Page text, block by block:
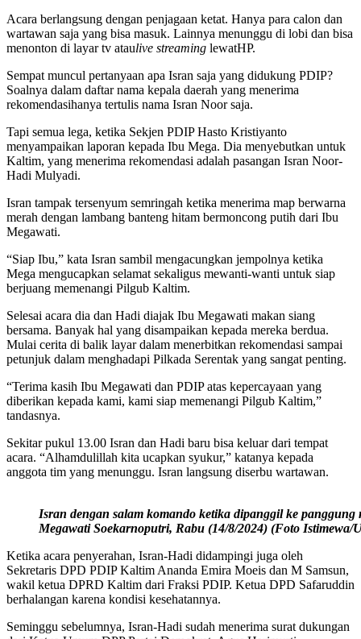
Acara berlangsung dengan penjagaan ketat. Hanya para calon dan
wartawan saja yang bisa masuk. Lainnya menunggu di lobi dan bisa
menonton di layar tv ataulive streaming lewatHP.
Sempat muncul pertanyaan apa Isran saja yang didukung PDIP?
Soalnya dalam daftar nama kepala daerah yang menerima
rekomendasihanya tertulis nama Isran Noor saja.
Tapi semua lega, ketika Sekjen PDIP Hasto Kristiyanto
menyampaikan laporan kepada Ibu Mega. Dia menyebutkan untuk
Kaltim, yang menerima rekomendasi adalah pasangan Isran Noor-
Hadi Mulyadi.
Isran tampak tersenyum semringah ketika menerima map berwarna
merah dengan lambang banteng hitam bermoncong putih dari Ibu
Megawati.
“Siap Ibu,” kata Isran sambil mengacungkan jempolnya ketika
Mega mengucapkan selamat sekaligus mewanti-wanti untuk siap
berjuang memenangi Pilgub Kaltim.
Selesai acara dia dan Hadi diajak Ibu Megawati makan siang
bersama. Banyak hal yang disampaikan kepada mereka berdua.
Mulai cerita di balik layar dalam menerbitkan rekomendasi sampai
petunjuk dalam menghadapi Pilkada Serentak yang sangat penting.
“Terima kasih Ibu Megawati dan PDIP atas kepercayaan yang
diberikan kepada kami, kami siap memenangi Pilgub Kaltim,”
tandasnya.
Sekitar pukul 13.00 Isran dan Hadi baru bisa keluar dari tempat
acara. “Alhamdulillah kita ucapkan syukur,” katanya kepada
anggota tim yang menunggu. Isran langsung diserbu wartawan.
Isran dengan salam komando ketika dipanggil ke
Megawati Soekarnoputri, Rabu (14/8/2024) (Foto Istimewa/
Ketika acara penyerahan, Isran-Hadi didampingi juga oleh
Sekretaris DPD PDIP Kaltim Ananda Emira Moeis dan M Samsun,
wakil ketua DPRD Kaltim dari Fraksi PDIP. Ketua DPD Safaruddin
berhalangan karena kondisi kesehatannya.
Seminggu sebelumnya, Isran-Hadi sudah menerima surat dukungan